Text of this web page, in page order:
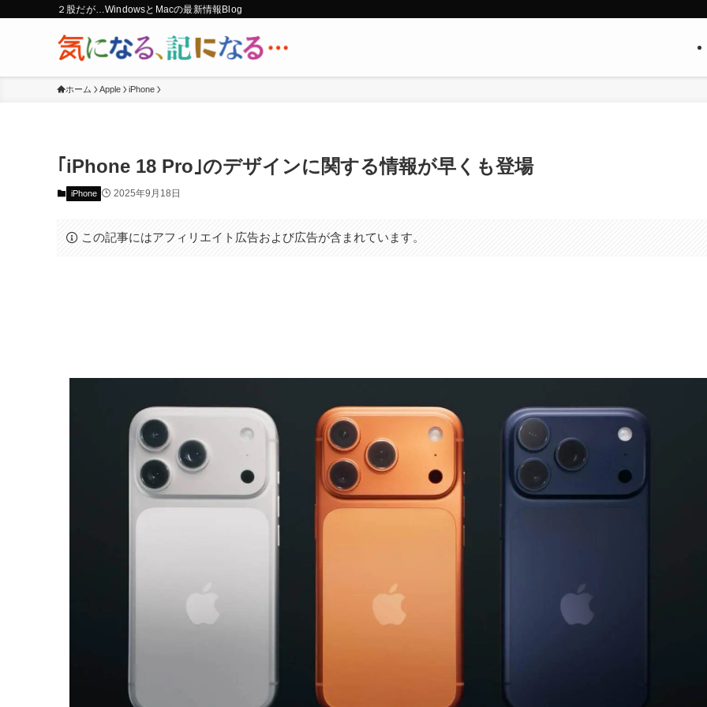
２股だが…WindowsとMacの最新情報Blog
ホーム Apple iPhone
｢iPhone 18 Pro｣のデザインに関する情報が早くも登場
iPhone 2025年9月18日
この記事にはアフィリエイト広告および広告が含まれています。